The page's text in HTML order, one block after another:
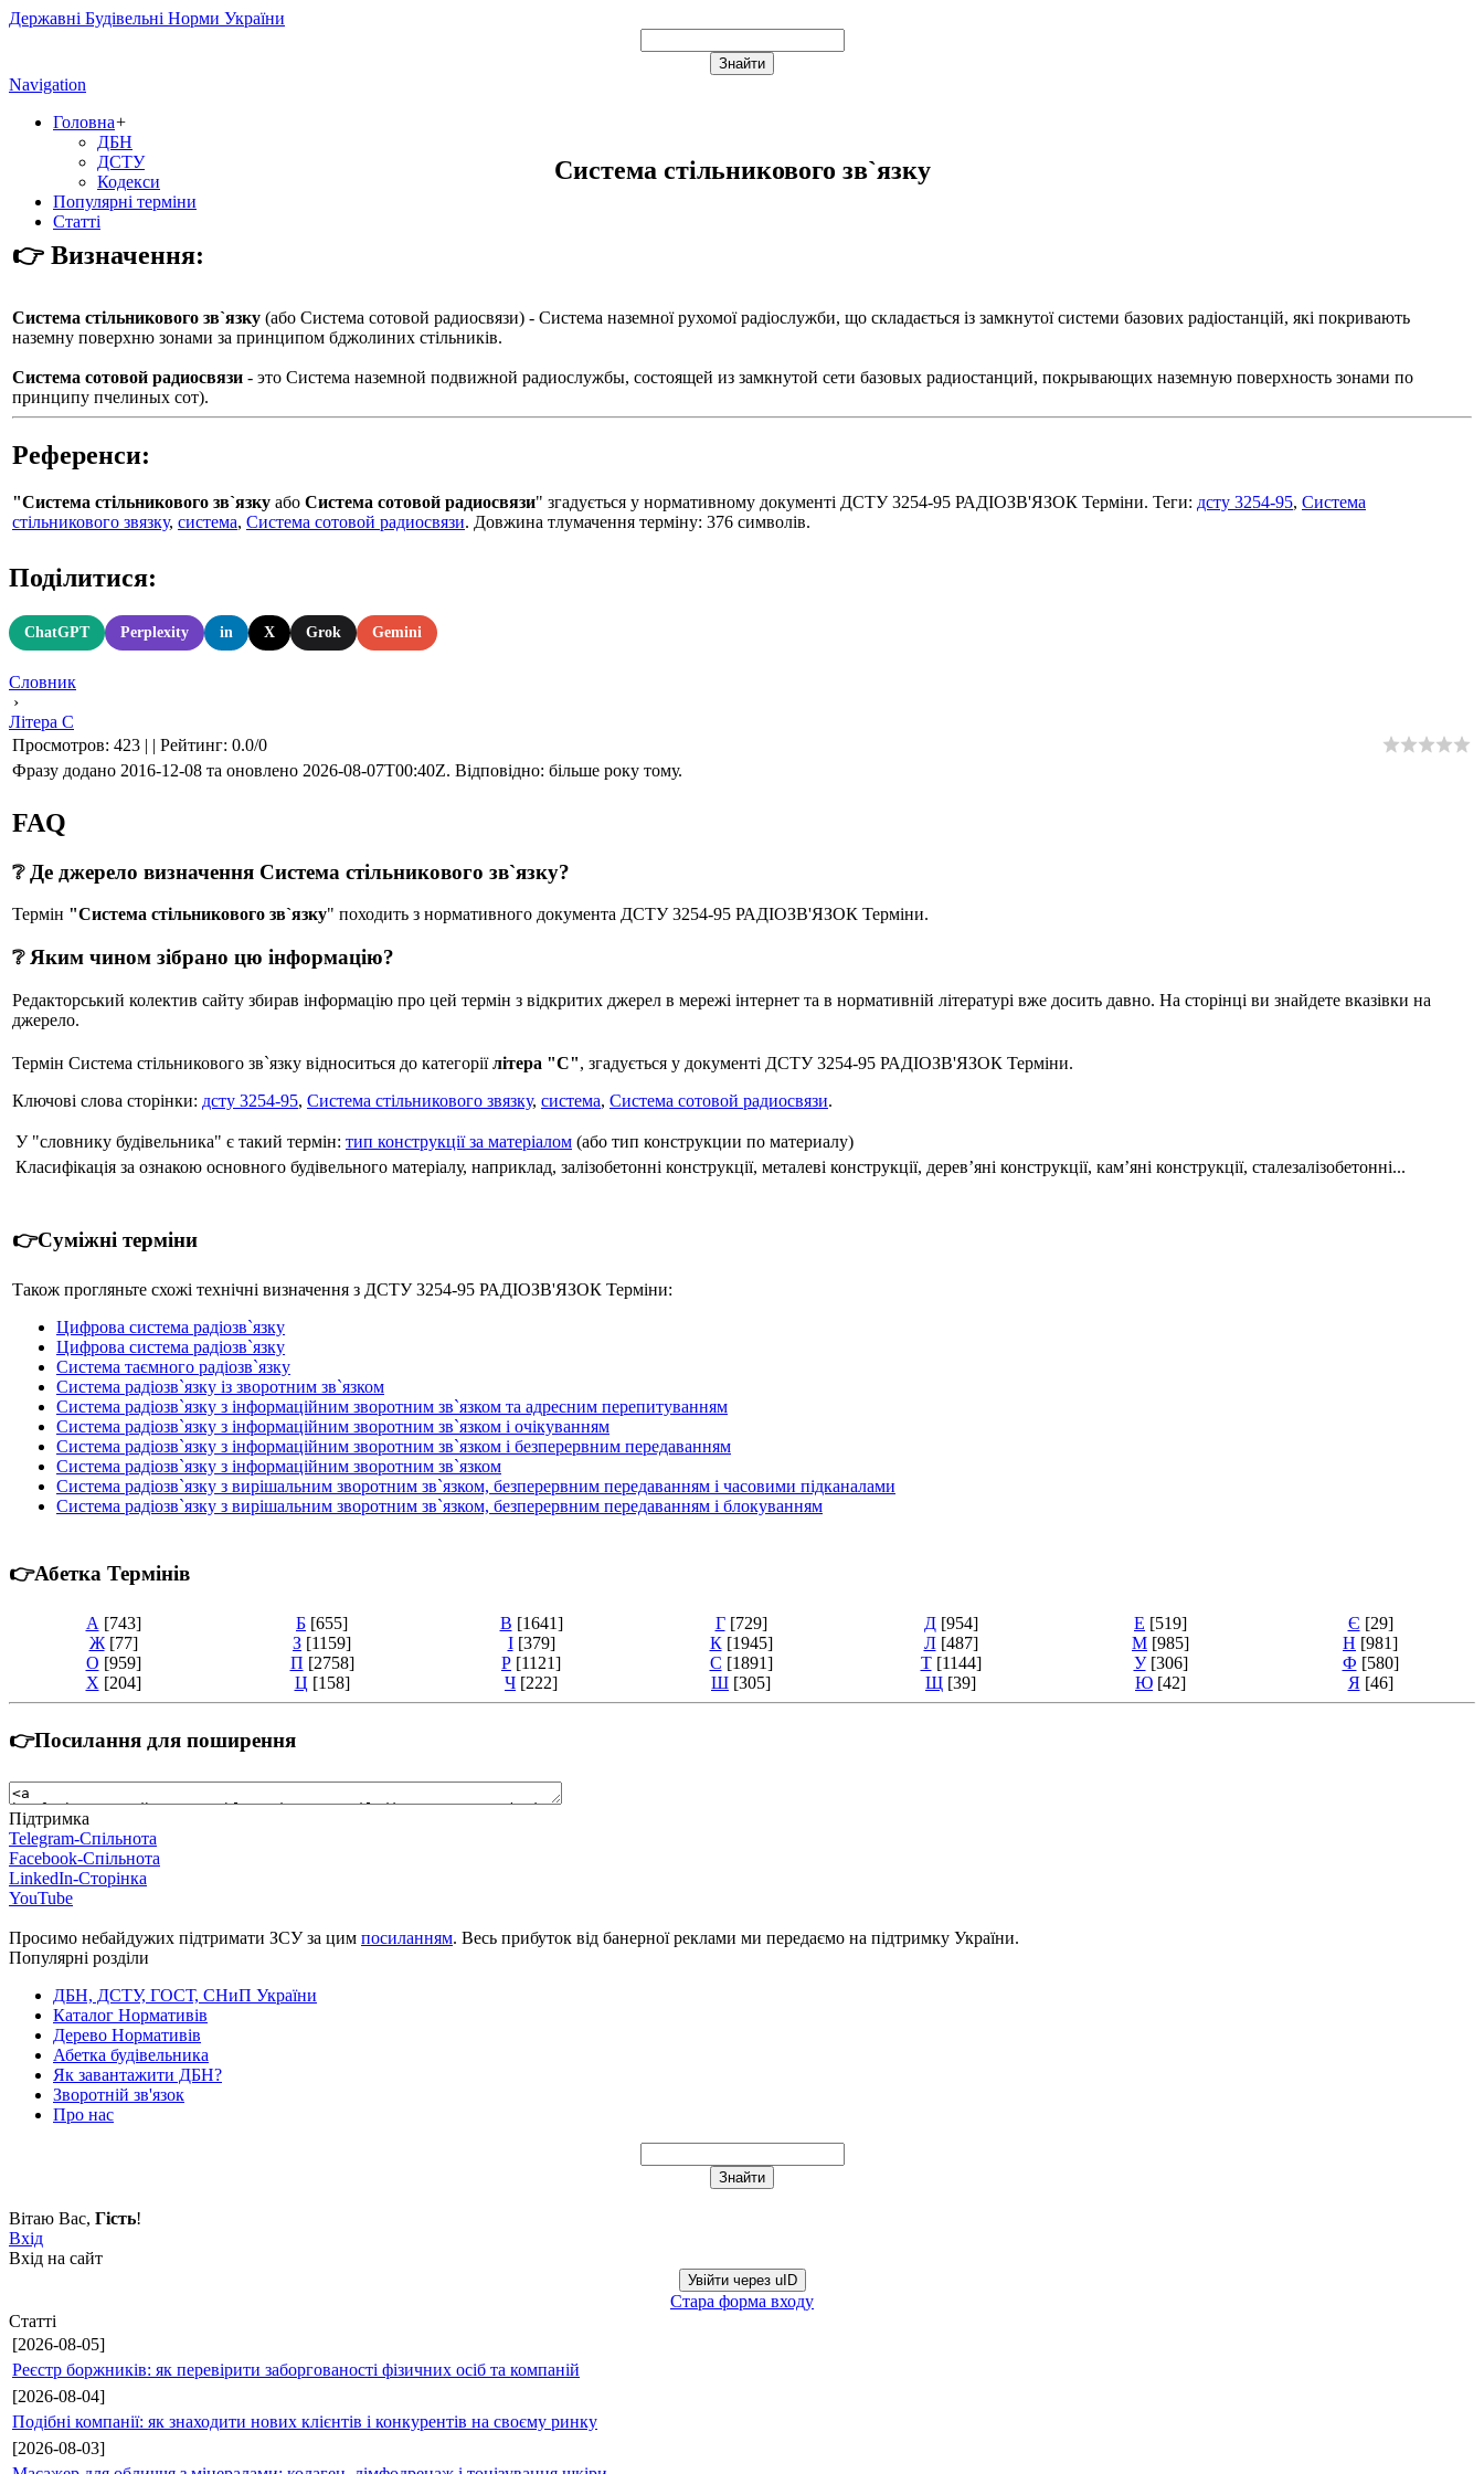
Державні Будівельні Норми України
Navigation
Головна+
ДБН
ДСТУ
Кодекси
Популярні терміни
Статті
Система стільникового зв`язку
👉 Визначення:
Система стільникового зв`язку (або Система сотовой радиосвязи) - Система наземної рухомої радіослужби, що складається із замкнутої системи базових радіостанцій, які покривають
наземну поверхню зонами за принципом бджолиних стільників.
Система сотовой радиосвязи - это Система наземной подвижной радиослужбы, состоящей из замкнутой сети базовых радиостанций, покрывающих наземную поверхность зонами по
принципу пчелиных сот).
Референси:
"Система стільникового зв`язку або Система сотовой радиосвязи" згадується у нормативному документі ДСТУ 3254-95 РАДIОЗВ'ЯЗОК Терміни. Теги: дсту 3254-95, Система
стільникового звязку, система, Система сотовой радиосвязи. Довжина тлумачення терміну: 376 символів.
Поділитися:
ChatGPT Perplexity in X Grok Gemini
Словник
›
Літера С
Просмотров: 423 | | Рейтинг: 0.0/0
Фразу додано 2016-12-08 та оновлено 2026-08-07T00:40Z. Відповідно: більше року тому.
FAQ
❔ Де джерело визначення Система стільникового зв`язку?
Термін "Система стільникового зв`язку" походить з нормативного документа ДСТУ 3254-95 РАДIОЗВ'ЯЗОК Терміни.
❔ Яким чином зібрано цю інформацію?
Редакторський колектив сайту збирав інформацію про цей термін з відкритих джерел в мережі інтернет та в нормативній літературі вже досить давно. На сторінці ви знайдете вказівки на
джерело.
Термін Система стільникового зв`язку відноситься до категоріїлітера "С", згадується у документі ДСТУ 3254-95 РАДIОЗВ'ЯЗОК Терміни.
Ключові слова сторінки: дсту 3254-95, Система стільникового звязку, система, Система сотовой радиосвязи.
У "словнику будівельника" є такий термін: тип конструкції за матеріалом (або тип конструкции по материалу)
Класифікація за ознакою основного будівельного матеріалу, наприклад, залізобетонні конструкції, металеві конструкції, дерев’яні конструкції, кам’яні конструкції, сталезалізобетонні...
👉Суміжні терміни
Також прогляньте схожі технічні визначення з ДСТУ 3254-95 РАДIОЗВ'ЯЗОК Терміни:
Цифрова система радіозв`язку
Цифрова система радіозв`язку
Система таємного радіозв`язку
Система радіозв`язку із зворотним зв`язком
Система радіозв`язку з інформаційним зворотним зв`язком та адресним перепитуванням
Система радіозв`язку з інформаційним зворотним зв`язком і очікуванням
Система радіозв`язку з інформаційним зворотним зв`язком і безперервним передаванням
Система радіозв`язку з інформаційним зворотним зв`язком
Система радіозв`язку з вирішальним зворотним зв`язком, безперервним передаванням і часовими підканалами
Система радіозв`язку з вирішальним зворотним зв`язком, безперервним передаванням і блокуванням
👉Абетка Термінів
А [743] Б [655] В [1641] Г [729] Д [954] Е [519] Є [29]
Ж [77] З [1159] І [379] К [1945] Л [487] М [985] Н [981]
О [959] П [2758] Р [1121] С [1891] Т [1144] У [306] Ф [580]
Х [204] Ц [158] Ч [222] Ш [305] Щ [39] Ю [42] Я [46]
👉Посилання для поширення
Підтримка
Telegram-Спільнота
Facebook-Спільнота
LinkedIn-Сторінка
YouTube
Просимо небайдужих підтримати ЗСУ за цим посиланням. Весь прибуток від банерної реклами ми передаємо на підтримку України.
Популярні розділи
ДБН, ДСТУ, ГОСТ, СНиП України
Каталог Нормативів
Дерево Нормативів
Абетка будівельника
Як завантажити ДБН?
Зворотній зв'язок
Про нас
Вітаю Вас, Гість!
Вхід
Вхід на сайт
Увійти через uID
Стара форма входу
Статті
[2026-08-05]
Реєстр боржників: як перевірити заборгованості фізичних осіб та компаній
[2026-08-04]
Подібні компанії: як знаходити нових клієнтів і конкурентів на своєму ринку
[2026-08-03]